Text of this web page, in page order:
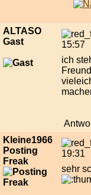
ALTASO
Gast
15:57
ich
Kleine1966
Posting
Freak
19:31
sehr